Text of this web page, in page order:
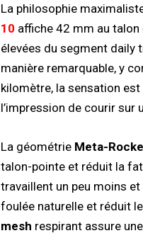
La philosophie
10 affiche 42 mm au
élevées du segment daily
manière remarquable, y
kilomètre, la sensation
l’impression de courir sur
La géométrie Meta-
talon-pointe et réduit la
travaillent un peu moins
foulée naturelle et réduit
mesh respirant assure